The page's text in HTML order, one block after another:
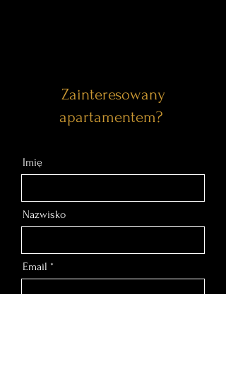
Zainteresowany
apartamentem?
Imię
Nazwisko
Email